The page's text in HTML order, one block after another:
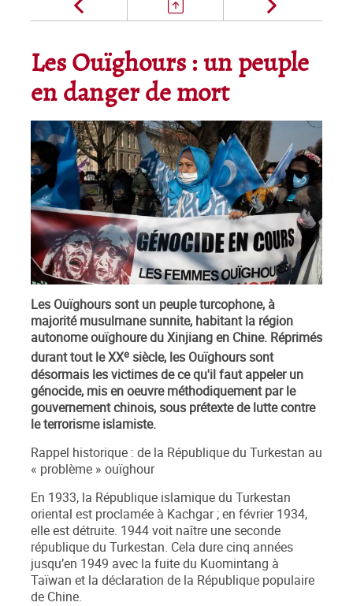
Les Ouïghours : un peuple
en danger de mort
Les Ouïghours sont un peuple turcophone, à
majorité musulmane sunnite, habitant la région
autonome ouïghoure du Xinjiang en Chine. Réprimés
durant tout le XXe siècle, les Ouïghours sont
désormais les victimes de ce qu'il faut appeler un
génocide, mis en oeuvre méthodiquement par le
gouvernement chinois, sous prétexte de lutte contre
le terrorisme islamiste.
Rappel historique : de la République du Turkestan au
« problème » ouïghour
En 1933, la République islamique du Turkestan
oriental est proclamée à Kachgar ; en février 1934,
elle est détruite. 1944 voit naître une seconde
république du Turkestan. Cela dure cinq années
jusqu’en 1949 avec la fuite du Kuomintang à
Taïwan et la déclaration de la République populaire
de Chine.